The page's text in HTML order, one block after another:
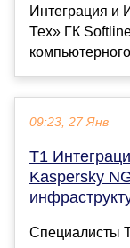
Интеграция и
Тех» ГК
09:23, 27 Янв
Т1
Kaspersky
Специалисты